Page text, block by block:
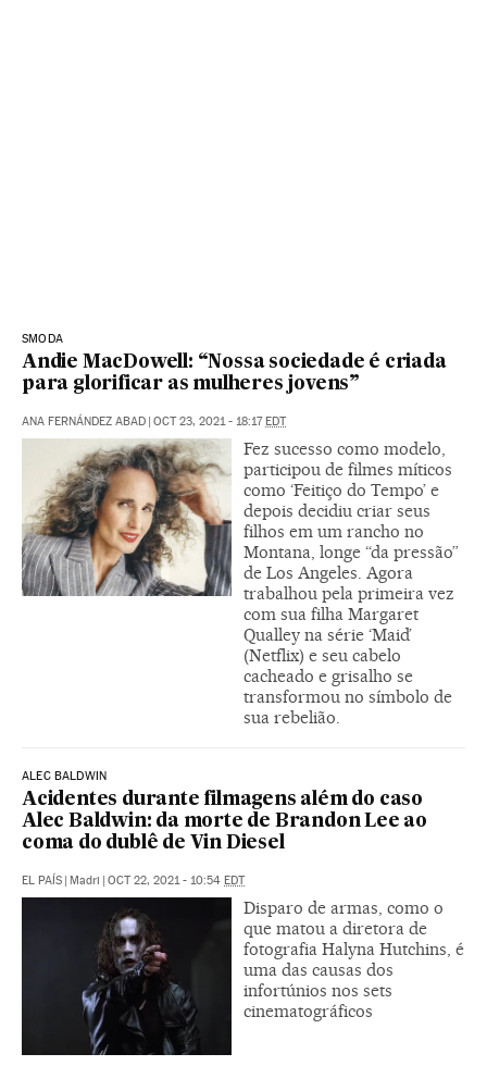
SMODA
Andie MacDowell: “Nossa sociedade é criada
para glorificar as mulheres jovens”
ANA FERNÁNDEZ ABAD | OCT 23, 2021 - 18:17EDT
Fez sucesso como modelo,
participou de filmes míticos
como ‘Feitiço do Tempo’ e
depois decidiu criar seus
filhos em um rancho no
Montana, longe “da pressão”
de Los Angeles. Agora
trabalhou pela primeira vez
com sua filha Margaret
Qualley na série ‘Maid’
(Netflix) e seu cabelo
cacheado e grisalho se
transformou no símbolo de
sua rebelião.
ALEC BALDWIN
Acidentes durante filmagens além do caso
Alec Baldwin: da morte de Brandon Lee ao
coma do dublê de Vin Diesel
EL PAÍS | Madri | OCT 22, 2021 - 10:54 EDT
Disparo de armas, como o
que matou a diretora de
fotografia Halyna Hutchins, é
uma das causas dos
infortúnios nos sets
cinematográficos